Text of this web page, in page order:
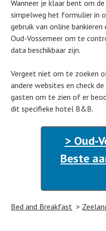
Wanneer je klaar bent om
simpelweg het formulier in
gebruik van online
Oud-Vossemeer om te
data beschikbaar zijn.
Vergeet niet om te zoeken
andere websites en check
gasten om te zien of er
dit specifieke hotel B&B.
> Oud-
Beste
Bed and Breakfast